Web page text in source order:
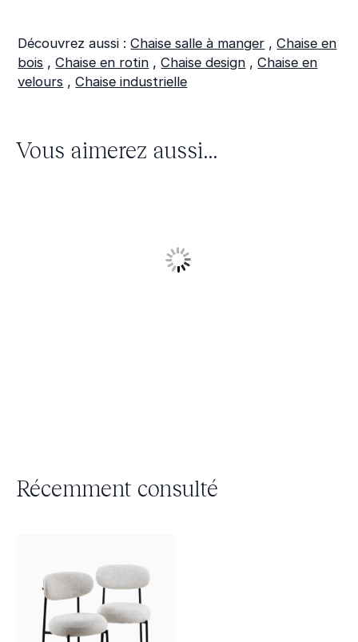
Découvrez aussi : Chaise salle à manger ,Chaise en
bois ,Chaise en rotin ,Chaise design ,Chaise en
velours ,Chaise industrielle
Vous aimerez aussi...
Récemment consulté